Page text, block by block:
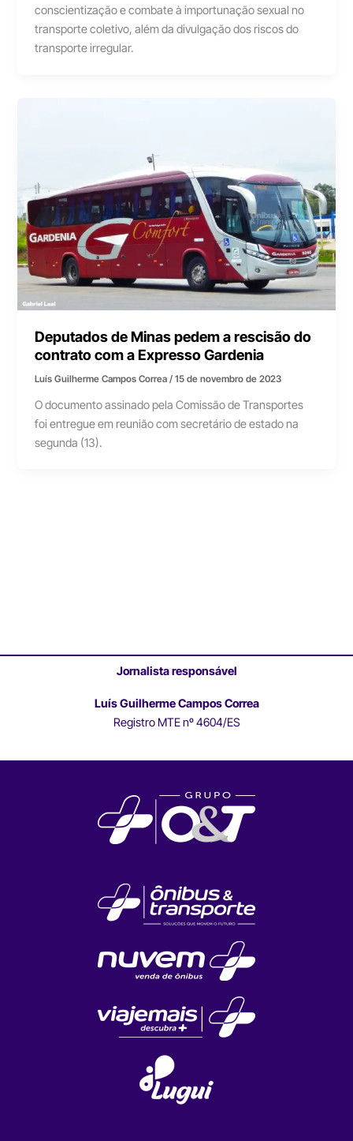
conscientização e combate à importunação sexual no
transporte coletivo, além da divulgação dos riscos do
transporte irregular.
Deputados de Minas pedem a rescisão do
contrato com a Expresso Gardenia
Luís Guilherme Campos Correa/15 de novembro de 2023
O documento assinado pela Comissão de Transportes
foi entregue em reunião com secretário de estado na
segunda (13).
Jornalista responsável
Luís Guilherme Campos Correa
Registro MTE nº 4604/ES